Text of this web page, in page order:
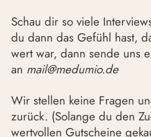
Schau dir so viele
du dann das Gefühl hast,
wert war, dann sende uns
an mail@medumio.de
Wir stellen keine Fragen
zurück. (Solange du den
wertvollen Gutscheine